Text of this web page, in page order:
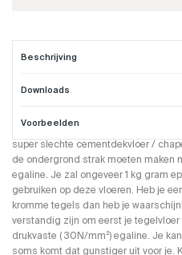
Beschrijving
Downloads
Voorbeelden
Beton Cire vloer
Je komt op dit product omdat je een
super slechte cementdekvloer /
de ondergrond strak moeten maken
egaline. Je zal ongeveer 1 kg gram
gebruiken op deze vloeren. Heb je
kromme tegels dan heb je
verstandig zijn om eerst je
drukvaste ( 30N/mm²) egaline. Je
soms komt dat gunstiger uit voor je.